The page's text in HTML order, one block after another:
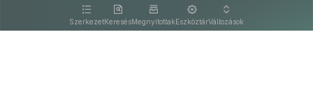
SzerkezetKeresésMegnyitottakEszköztárVáltozások
kattintva olvashat.